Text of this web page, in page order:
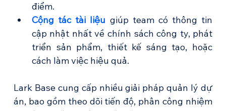
điểm.
Cộng tác tài liệu giúp team có thông tin
cập nhật nhất về chính sách công ty, phát
triển sản phẩm, thiết kế sáng tạo, hoặc
cách làm việc hiệu quả.
Lark Base cung cấp nhiều giải pháp quản lý dự
án, bao gồm theo dõi tiến độ, phân công nhiệm